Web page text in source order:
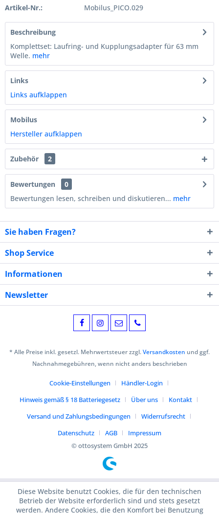
Artikel-Nr.: Mobilus_PICO.029
Beschreibung
Komplettset: Laufring- und Kupplungsadapter für 63 mm
Welle. mehr
Links
Links aufklappen
Mobilus
Hersteller aufklappen
Zubehör 2
Bewertungen
0
Bewertungen lesen, schreiben und diskutieren... mehr
Sie haben Fragen?
Shop Service
Informationen
Newsletter
* Alle Preise inkl. gesetzl. Mehrwertsteuer zzgl.Versandkosten und ggf.
Nachnahmegebühren, wenn nicht anders beschrieben
Cookie-Einstellungen
Händler-Login
Hinweis gemäß § 18 Batteriegesetz
Über uns
Kontakt
Versand und Zahlungsbedingungen
Widerrufsrecht
Datenschutz
AGB
Impressum
© ottosystem GmbH 2025
Diese Website benutzt Cookies, die für den technischen
Betrieb der Website erforderlich sind und stets gesetzt
werden. Andere Cookies, die den Komfort bei Benutzung